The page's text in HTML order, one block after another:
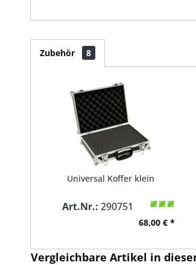
Zubehör 8
Universal Koffer klein
Art.Nr.: 290751
68,00 € *
Vergleichbare Artikel in